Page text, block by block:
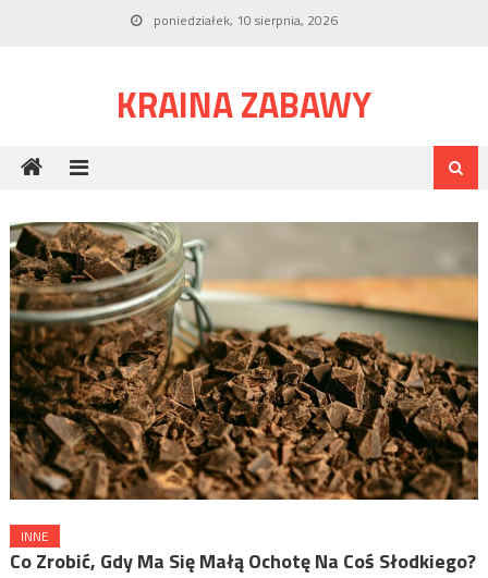
poniedziałek, 10 sierpnia, 2026
KRAINA ZABAWY
INNE
Co Zrobić, Gdy Ma Się Małą Ochotę Na Coś Słodkiego?